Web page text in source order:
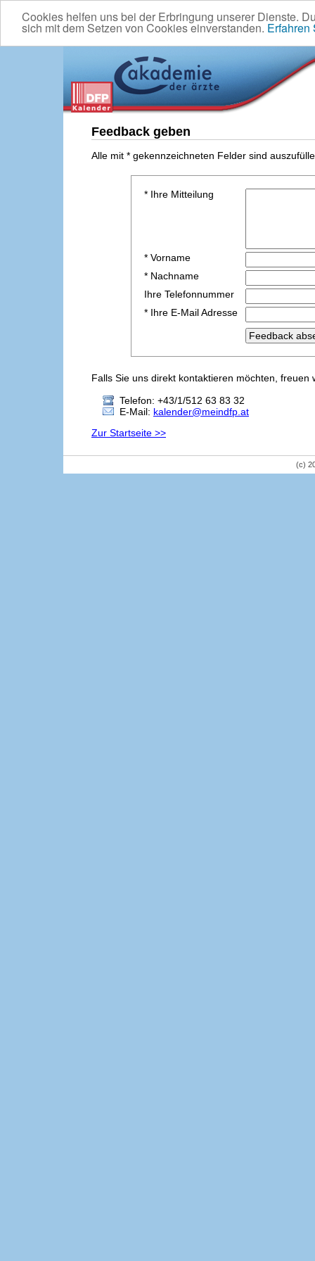
Cookies helfen uns bei der Erbringung unserer Dienste.
sich mit dem Setzen von Cookies einverstanden. Erfahren
Feedback geben
Alle mit * gekennzeichneten Felder sind
* Ihre Mitteilung
* Vorname
* Nachname
Ihre Telefonnummer
* Ihre E-Mail Adresse
Falls Sie uns direkt kontaktieren möchten,
Telefon: +43/1/512 63 83 32
E-Mail: kalender@meindfp.at
Zur Startseite >>
(c)